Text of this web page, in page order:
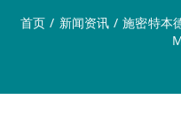
首页 / 新闻资讯 / 施密特本